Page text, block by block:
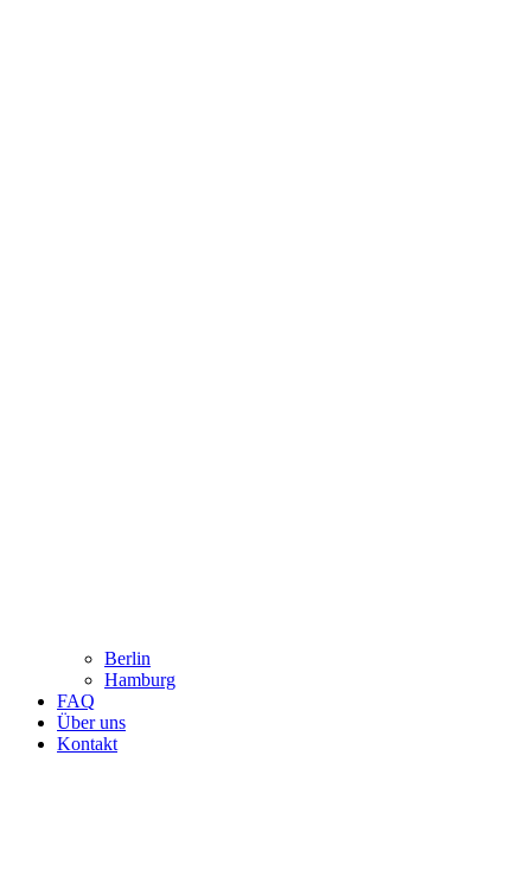
Berlin
Hamburg
FAQ
Über uns
Kontakt